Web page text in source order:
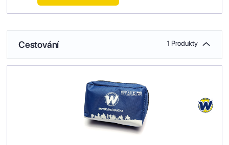
Cestování 1 Produkty